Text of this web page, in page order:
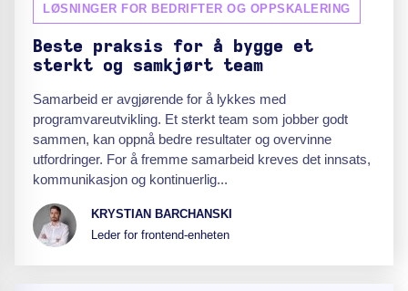
LØSNINGER FOR BEDRIFTER OG OPPSKALERING
Beste praksis for å bygge et
sterkt og samkjørt team
Samarbeid er avgjørende for å lykkes med
programvareutvikling. Et sterkt team som jobber godt
sammen, kan oppnå bedre resultater og overvinne
utfordringer. For å fremme samarbeid kreves det innsats,
kommunikasjon og kontinuerlig...
KRYSTIAN BARCHANSKI
Leder for frontend-enheten